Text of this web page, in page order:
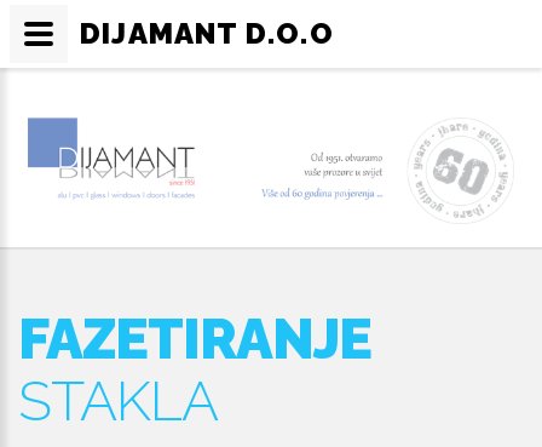
FAZETIRANJE
STAKLA
DIJAMANT D.O.O